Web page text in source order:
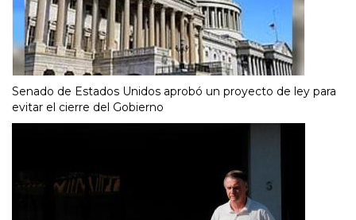
Senado de Estados Unidos aprobó un proyecto de ley para
evitar el cierre del Gobierno